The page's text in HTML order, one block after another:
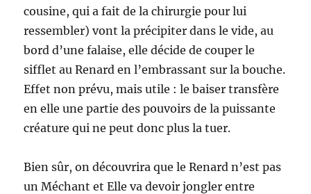
cousine, qui a fait de la chirurgie pour lui
ressembler) vont la précipiter dans le vide, au
bord d’une falaise, elle décide de couper le
sifflet au Renard en l’embrassant sur la bouche.
Effet non prévu, mais utile : le baiser transfère
en elle une partie des pouvoirs de la puissante
créature qui ne peut donc plus la tuer.
Bien sûr, on découvrira que le Renard n’est pas
un Méchant et Elle va devoir jongler entre